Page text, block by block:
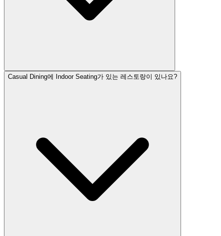
Casual Dining에 Indoor Seating가 있는 레스토랑이 있나요?